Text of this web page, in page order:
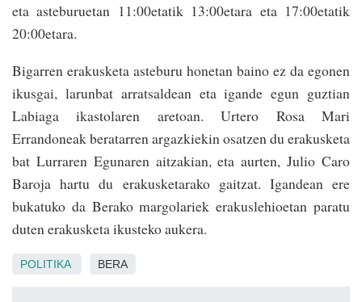
eta asteburuetan 11:00etatik 13:00etara eta 17:00etatik
20:00etara.
Bigarren erakusketa asteburu honetan baino ez da egonen
ikusgai, larunbat arratsaldean eta igande egun guztian
Labiaga ikastolaren aretoan. Urtero Rosa Mari
Errandoneak beratarren argazkiekin osatzen du erakusketa
bat Lurraren Egunaren aitzakian, eta aurten, Julio Caro
Baroja hartu du erakusketarako gaitzat. Igandean ere
bukatuko da Berako margolariek erakuslehioetan paratu
duten erakusketa ikusteko aukera.
POLITIKA BERA